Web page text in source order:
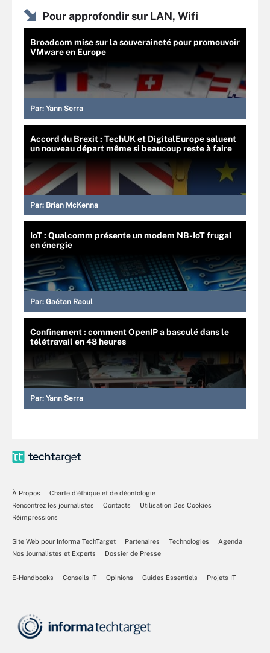
Pour approfondir sur LAN, Wifi
Broadcom mise sur la souveraineté pour promouvoir
VMware en Europe
Par: Yann Serra
Accord du Brexit : TechUK et DigitalEurope saluent
un nouveau départ même si beaucoup reste à faire
Par: Brian McKenna
IoT : Qualcomm présente un modem NB-IoT frugal
en énergie
Par: Gaétan Raoul
Confinement : comment OpenIP a basculé dans le
télétravail en 48 heures
Par: Yann Serra
À Propos
Charte d’éthique et de déontologie
Rencontrez les journalistes
Contacts
Utilisation Des Cookies
Réimpressions
Site Web pour Informa TechTarget Partenaires Technologies
Agenda
Nos Journalistes et Experts
Dossier de Presse
E-Handbooks Conseils IT Opinions Guides Essentiels Projets IT